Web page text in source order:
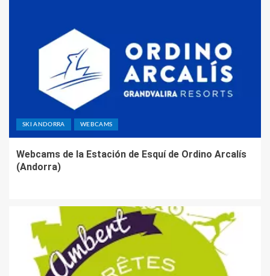
SKI ANDORRA WEBCAMS
Webcams de la Estación de Esquí de Ordino Arcalís
(Andorra)